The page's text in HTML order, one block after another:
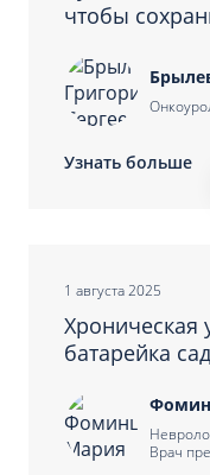
чтобы
Узнать больше
1 августа 2025
Хроническая
батарейка
Врач